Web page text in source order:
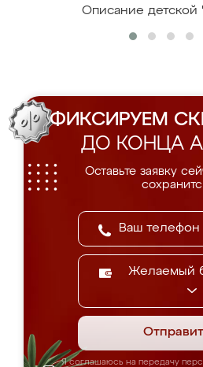
Описание детской
ФИКСИРУЕМ
ДО КОНЦА
Оставьте заявку
Желаемый
Я соглашаюсь на передачу